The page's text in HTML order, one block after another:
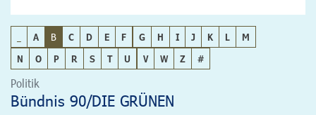
A B C D E F G H I J K L
M
N
O P R S T U V W Z #
Politik
Bündnis 90/DIE GRÜNEN